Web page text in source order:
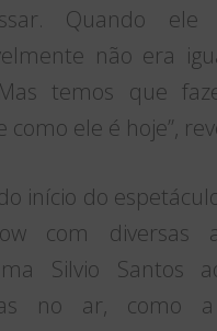
Quando ele
não era
temos que
como ele é hoje”,
início do
com diversas
Silvio Santos
no ar, como